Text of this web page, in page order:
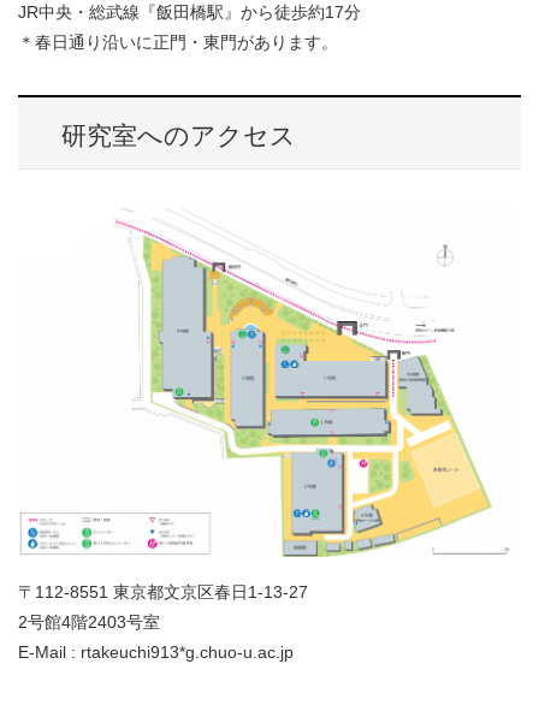
JR中央・総武線『飯田橋駅』から徒歩約17分
＊春日通り沿いに正門・東門があります。
研究室へのアクセス
〒112-8551 東京都文京区春日1-13-27
2号館4階2403号室
E-Mail : rtakeuchi913*g.chuo-u.ac.jp